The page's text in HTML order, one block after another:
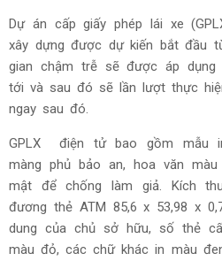
Dự án cấp giấy phép lái xe
xây dựng được dự kiến bắt đầu
gian chậm trễ sẽ được áp
tới và sau đó sẽ lần lượt thực
ngay sau đó.
GPLX điện tử bao gồm mẫu
màng phủ bảo an, hoa văn
mật để chống làm giả. Kích
đương thẻ ATM 85,6 x 53,98 x
dung của chủ sở hữu, số thẻ
màu đỏ, các chữ khác in màu